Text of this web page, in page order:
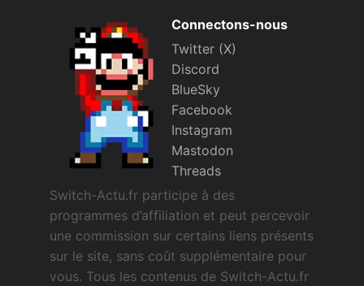
Connectons-nous
Twitter (X)
Discord
BlueSky
Facebook
Instagram
Mastodon
Threads
Switch-Actu.fr participe à des
programmes d’affiliation et peut percevoir
une commission sur certains liens présents
sur le site, sans coût supplémentaire pour
vous. Tous les contenus de Switch-Actu.fr